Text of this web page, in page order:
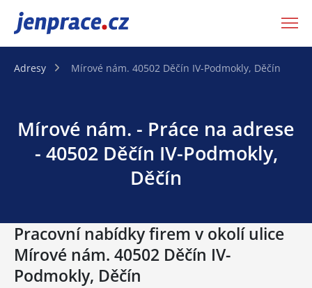
JenPráce.cz
Adresy Mírové nám. 40502 Děčín IV-Podmokly, Děčín
Mírové nám. - Práce na adrese
- 40502 Děčín IV-Podmokly,
Děčín
Pracovní nabídky firem v okolí ulice
Mírové nám. 40502 Děčín IV-
Podmokly, Děčín